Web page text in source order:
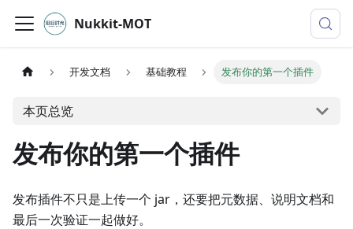
Nukkit-MOT
开发文档 基础教程 发布你的第一个插件
本页总览
发布你的第一个插件
发布插件不只是上传一个 jar，还要把元数据、说明文档和
最后一次验证一起做好。